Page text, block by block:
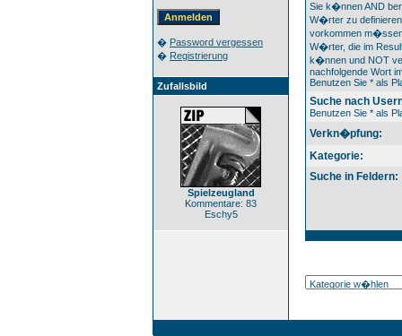
� Password vergessen
� Registrierung
Zufallsbild
Spielzeugland
Kommentare: 83
Eschy5
Sie k�nnen AND
W�rter zu
vorkommen
W�rter, die im
k�nnen und NOT
nachfolgende Wort
Benutzen Sie * als
Suche nach
Benutzen Sie * als
Verkn�pfung:
Kategorie:
Suche in Feldern: